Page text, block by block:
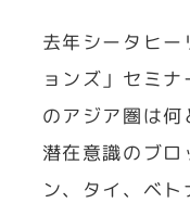
去年シータヒ
ョンズ」セミ
のアジア圏は
潜在意識のブ
ン、タイ、ベ